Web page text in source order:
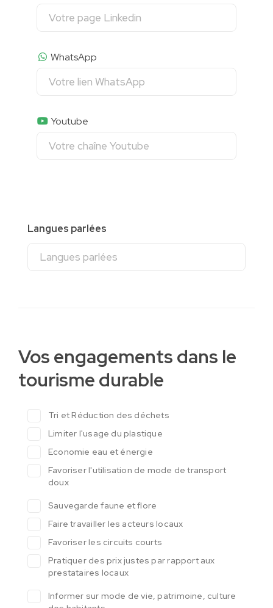
WhatsApp
Youtube
Langues parlées
Vos engagements dans le
tourisme durable
Tri et Réduction des déchets
Limiter l'usage du plastique
Economie eau et énergie
Favoriser l'utilisation de mode de transport
doux
Sauvegarde faune et flore
Faire travailler les acteurs locaux
Favoriser les circuits courts
Pratiquer des prix justes par rapport aux
prestataires locaux
Informer sur mode de vie, patrimoine, culture